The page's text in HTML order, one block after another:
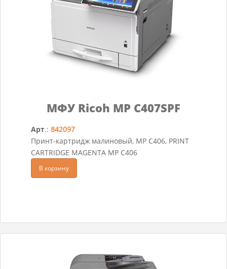
МФУ Ricoh MP C407SPF
Арт.: 842097
Принт-картридж малиновый, MP C406, PRINT
CARTRIDGE MAGENTA MP C406
В корзину